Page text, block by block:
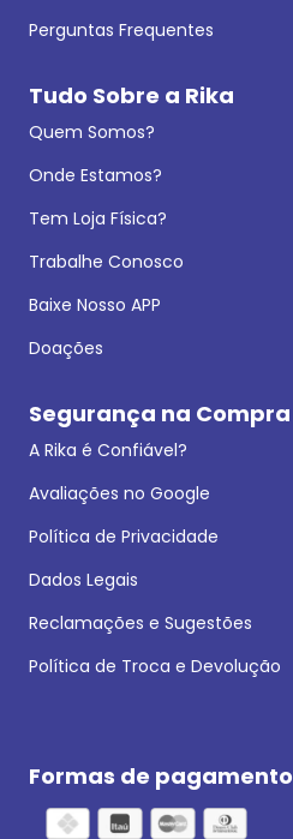
Perguntas Frequentes
Tudo Sobre a Rika
Quem Somos?
Onde Estamos?
Tem Loja Física?
Trabalhe Conosco
Baixe Nosso APP
Doações
Segurança na Compra
A Rika é Confiável?
Avaliações no Google
Política de Privacidade
Dados Legais
Reclamações e Sugestões
Política de Troca e Devolução
Formas de pagamento